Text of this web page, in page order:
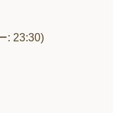
: 23:30)